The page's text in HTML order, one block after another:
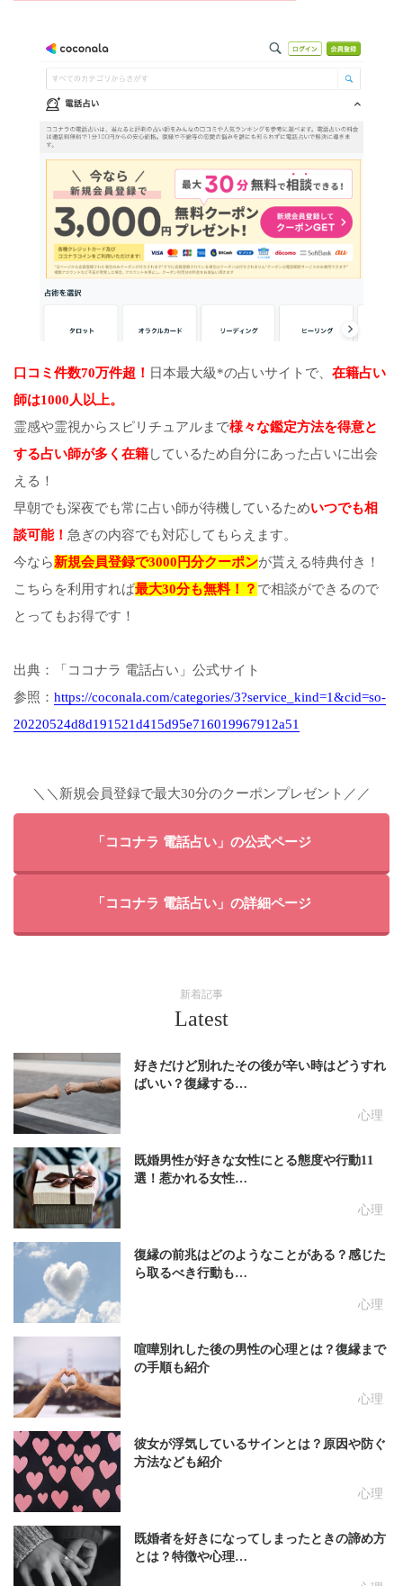
口コミ件数70万件超！ 日本最大級*の占いサイトで、 在籍占い
師は1000人以上。
霊感や霊視からスピリチュアルまで様々な鑑定方法を得意と
する占い師が多く在籍しているため自分にあった占いに出会
える！
早朝でも深夜でも常に占い師が待機しているためいつでも相
談可能！ 急ぎの内容でも対応してもらえます。
今なら新規会員登録で3000円分クーポンが貰える特典付き！
こちらを利用すれば最大30分も無料！？ で相談ができるので
とってもお得です！
出典：「ココナラ 電話占い」公式サイト
参照： https://coconala.com/categories/3?service_kind=1&cid=so-
20220524d8d191521d415d95e716019967912a51
＼＼新規会員登録で最大30分のクーポンプレゼント／／
「ココナラ 電話占い」の公式ページ
「ココナラ 電話占い」の詳細ページ
新着記事
Latest
心理
好きだけど別れたその後が辛い時はどうすれ
ばいい？復縁する…
心理
既婚男性が好きな女性にとる態度や行動11
選！惹かれる女性…
心理
復縁の前兆はどのようなことがある？感じた
ら取るべき行動も…
心理
喧嘩別れした後の男性の心理とは？復縁まで
の手順も紹介
心理
彼女が浮気しているサインとは？原因や防ぐ
方法なども紹介
既婚者を好きになってしまったときの諦め方
とは？特徴や心理…